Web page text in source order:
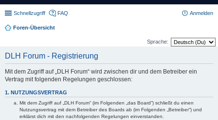
Schnellzugriff FAQ Anmelden
Foren-Übersicht
Sprache:
DLH Forum - Registrierung
Mit dem Zugriff auf „DLH Forum“ wird zwischen dir und dem Betreiber ein
Vertrag mit folgenden Regelungen geschlossen:
1. NUTZUNGSVERTRAG
Mit dem Zugriff auf „DLH Forum“ (im Folgenden „das Board“) schließt du einen
Nutzungsvertrag mit dem Betreiber des Boards ab (im Folgenden „Betreiber“) und
erklärst dich mit den nachfolgenden Regelungen einverstanden.